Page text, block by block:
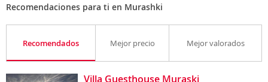
Recomendaciones para ti en Murashki
Recomendados Mejor precio Mejor valorados
Villa Guesthouse Muraski